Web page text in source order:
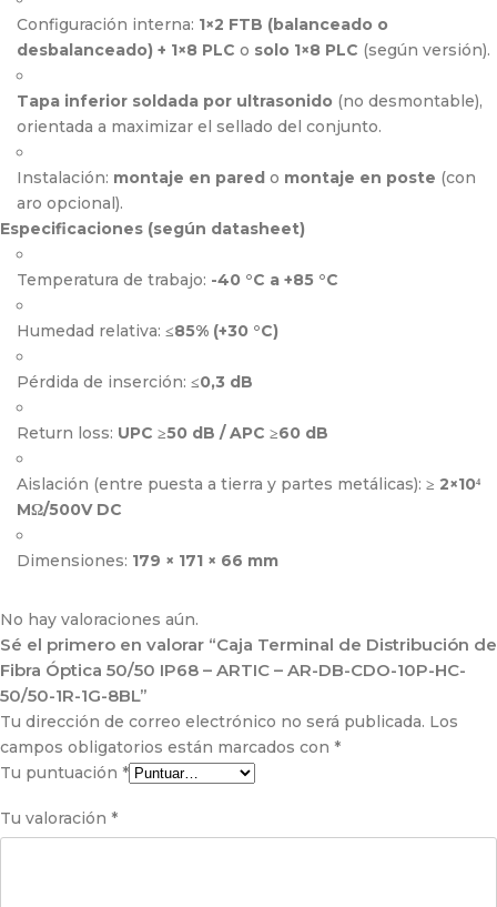
Configuración interna: 1×2 FTB (balanceado o
desbalanceado) + 1×8 PLC o solo 1×8 PLC (según versión).
Tapa inferior soldada por ultrasonido (no desmontable),
orientada a maximizar el sellado del conjunto.
Instalación: montaje en pared o montaje en poste (con
aro opcional).
Especificaciones (según datasheet)
Temperatura de trabajo: -40 °C a +85 °C
Humedad relativa: ≤85% (+30 °C)
Pérdida de inserción: ≤0,3 dB
Return loss: UPC ≥50 dB / APC ≥60 dB
Aislación (entre puesta a tierra y partes metálicas): ≥ 2×10⁴
MΩ/500V DC
Dimensiones: 179 × 171 × 66 mm
No hay valoraciones aún.
Sé el primero en valorar “Caja Terminal de Distribución de
Fibra Óptica 50/50 IP68 – ARTIC – AR-DB-CDO-10P-HC-
50/50-1R-1G-8BL”
Tu dirección de correo electrónico no será publicada. Los
campos obligatorios están marcados con *
Tu puntuación *
Tu valoración *